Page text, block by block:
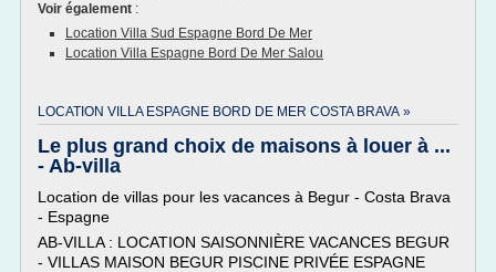
Voir également :
Location Villa Sud Espagne Bord De Mer
Location Villa Espagne Bord De Mer Salou
LOCATION VILLA ESPAGNE BORD DE MER COSTA BRAVA »
Le plus grand choix de maisons à louer à ...
- Ab-villa
Location de villas pour les vacances à Begur - Costa Brava
- Espagne
AB-VILLA : LOCATION SAISONNIÈRE VACANCES BEGUR
- VILLAS MAISON BEGUR PISCINE PRIVÉE ESPAGNE